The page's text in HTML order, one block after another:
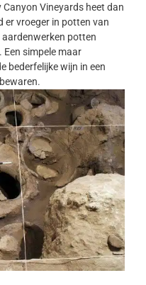
Vineyards heet dan
er vroeger in potten van
aardenwerken potten
simpele maar
bederfelijke wijn in een